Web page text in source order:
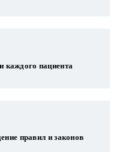
каждого пациента
правил и законов